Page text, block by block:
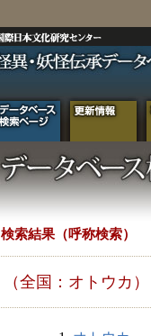
検索結果（呼称検索）
（全国：オトウカ）